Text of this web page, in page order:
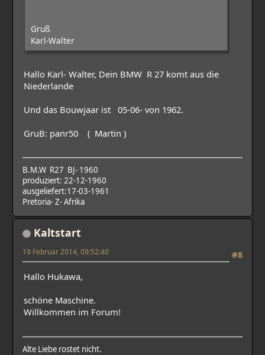
Gruß
Karl-Walter
Hallo Karl- Walter, Dein BMW R 27 komt aus die
Niederlande
Und das Bouwjaar ist 05-06- von 1962.
GruB: panr50 ( Martin )
B.M.W R27 BJ- 1960
produziert: 22-12-1960
ausgeliefert:17-03-1961
Pretoria- Z- Afrika
Kaltstart
#8
19 Februar 2014, 09:52:40
Hallo Hukawa,
schöne Maschine.
Willkommen im Forum!
Alte Liebe rostet nicht.